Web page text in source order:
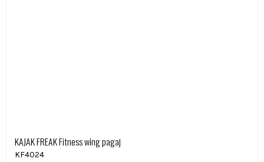
KAJAK FREAK Fitness wing pagaj
KF4024